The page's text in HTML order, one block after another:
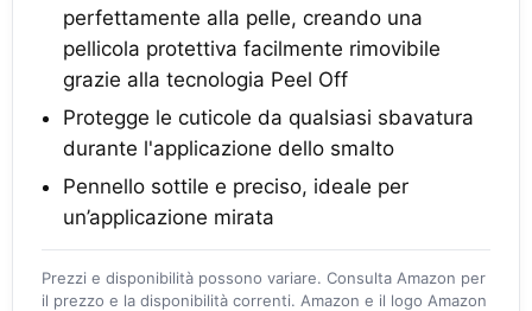
perfettamente alla pelle, creando una
pellicola protettiva facilmente rimovibile
grazie alla tecnologia Peel Off
Protegge le cuticole da qualsiasi sbavatura
durante l'applicazione dello smalto
Pennello sottile e preciso, ideale per
un’applicazione mirata
Prezzi e disponibilità possono variare. Consulta Amazon per
il prezzo e la disponibilità correnti. Amazon e il logo Amazon